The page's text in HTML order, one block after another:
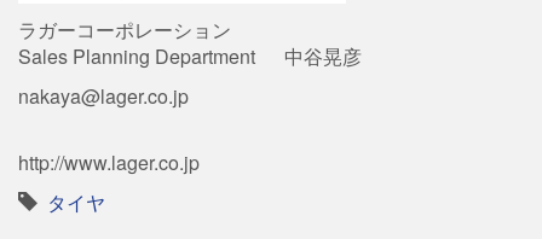
ラガーコーポレーション
Sales Planning Department 中谷晃彦
nakaya@lager.co.jp
http://www.lager.co.jp
タイヤ